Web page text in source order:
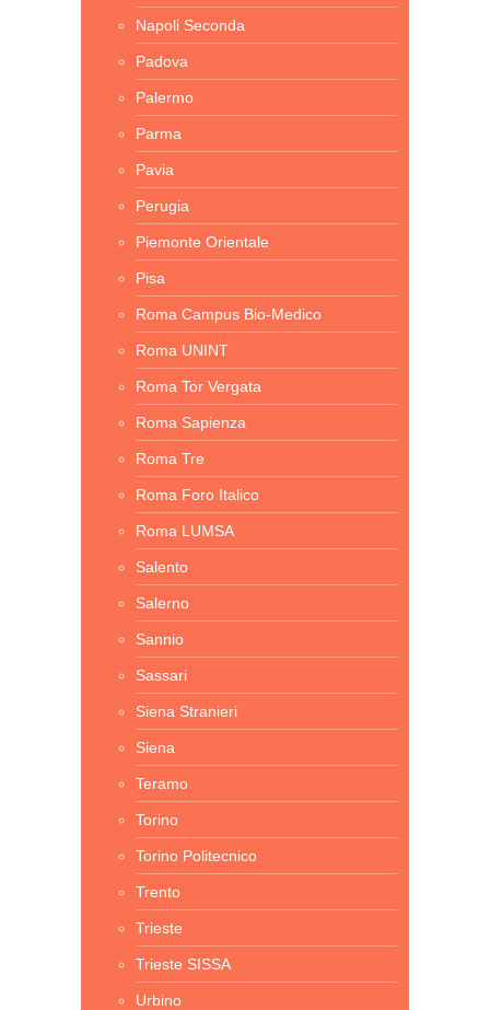
Napoli Seconda
Padova
Palermo
Parma
Pavia
Perugia
Piemonte Orientale
Pisa
Roma Campus Bio-Medico
Roma UNINT
Roma Tor Vergata
Roma Sapienza
Roma Tre
Roma Foro Italico
Roma LUMSA
Salento
Salerno
Sannio
Sassari
Siena Stranieri
Siena
Teramo
Torino
Torino Politecnico
Trento
Trieste
Trieste SISSA
Urbino